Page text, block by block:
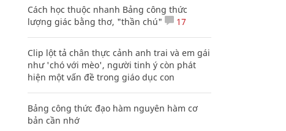
Cách học thuộc nhanh Bảng công thức
lượng giác bằng thơ, "thần chú"
17
Clip lột tả chân thực cảnh anh trai và em gái
như 'chó với mèo', người tinh ý còn phát
hiện một vấn đề trong giáo dục con
Bảng công thức đạo hàm nguyên hàm cơ
bản cần nhớ